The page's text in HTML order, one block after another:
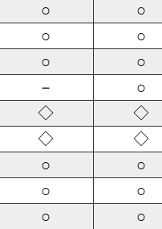
○ ○
○ ○
○ ○
－ ○
◇ ◇
◇ ◇
○ ○
○ ○
○ ○